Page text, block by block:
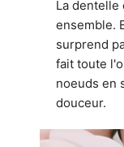
La dentelle
ensemble.
surprend
fait toute
noeuds en
douceur.